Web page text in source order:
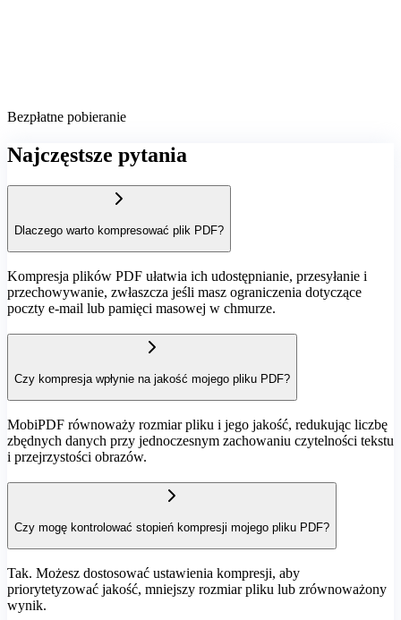
Bezpłatne pobieranie
Najczęstsze pytania
Dlaczego warto kompresować plik PDF?
Kompresja plików PDF ułatwia ich udostępnianie, przesyłanie i
przechowywanie, zwłaszcza jeśli masz ograniczenia dotyczące
poczty e-mail lub pamięci masowej w chmurze.
Czy kompresja wpłynie na jakość mojego pliku PDF?
MobiPDF równoważy rozmiar pliku i jego jakość, redukując liczbę
zbędnych danych przy jednoczesnym zachowaniu czytelności tekstu
i przejrzystości obrazów.
Czy mogę kontrolować stopień kompresji mojego pliku PDF?
Tak. Możesz dostosować ustawienia kompresji, aby
priorytetyzować jakość, mniejszy rozmiar pliku lub zrównoważony
wynik.